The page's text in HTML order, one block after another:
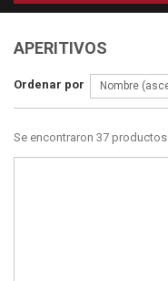
APERITIVOS
Ordenar por
Se encontraron 37 productos